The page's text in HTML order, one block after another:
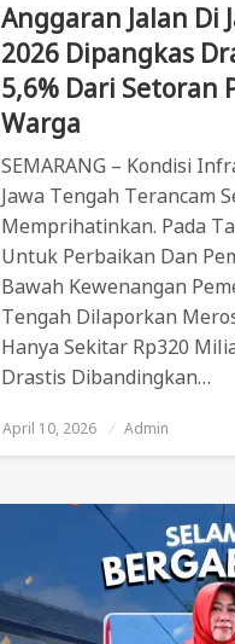
Anggaran Jalan Di
2026 Dipangkas
5,6% Dari Setoran
Warga
SEMARANG – Kondisi
Jawa Tengah Terancam
Memprihatinkan. Pada
Untuk Perbaikan Dan
Bawah Kewenangan
Tengah Dilaporkan
Hanya Sekitar Rp320
Drastis Dibandingkan…
Posted
On
April 10, 2026 Admin